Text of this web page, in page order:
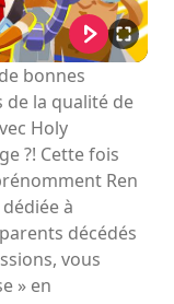
bonnes
de la qualité de
Holy
?! Cette fois
Ren
à
décédés
vous
» en